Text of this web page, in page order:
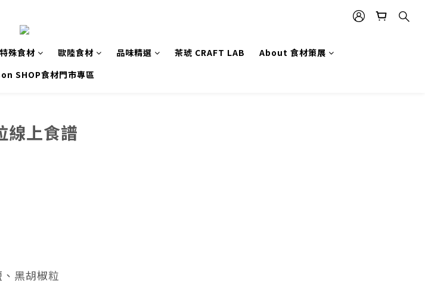
殊食材 歐陸食材 品味精選 茶琥 CRAFT LAB
About 食材策展
SHOP食材門市專區
線上食譜
黑胡椒粒